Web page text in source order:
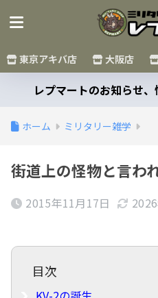
東京アキバ店 大阪店
レプマートのお知らせ、
ホーム ミリタリー雑学
街道上の怪物と言わ
2015年11月17日